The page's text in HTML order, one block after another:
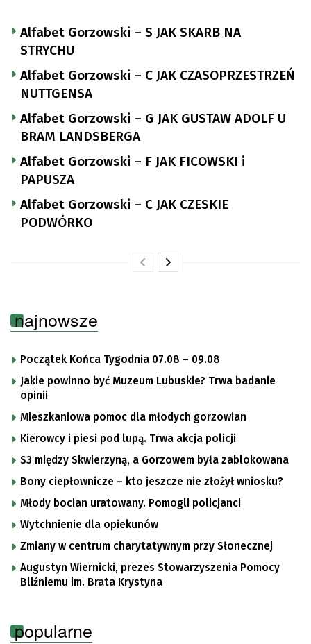
Alfabet Gorzowski – S JAK SKARB NA
STRYCHU
Alfabet Gorzowski – C JAK CZASOPRZESTRZEŃ
NUTTGENSA
Alfabet Gorzowski – G JAK GUSTAW ADOLF U
BRAM LANDSBERGA
Alfabet Gorzowski – F JAK FICOWSKI i
PAPUSZA
Alfabet Gorzowski – C JAK CZESKIE
PODWÓRKO
najnowsze
Początek Końca Tygodnia 07.08 – 09.08
Jakie powinno być Muzeum Lubuskie? Trwa badanie
opinii
Mieszkaniowa pomoc dla młodych gorzowian
Kierowcy i piesi pod lupą. Trwa akcja policji
S3 między Skwierzyną, a Gorzowem była zablokowana
Bony ciepłownicze – kto jeszcze nie złożył wniosku?
Młody bocian uratowany. Pomogli policjanci
Wytchnienie dla opiekunów
Zmiany w centrum charytatywnym przy Słonecznej
Augustyn Wiernicki, prezes Stowarzyszenia Pomocy
Bliźniemu im. Brata Krystyna
popularne